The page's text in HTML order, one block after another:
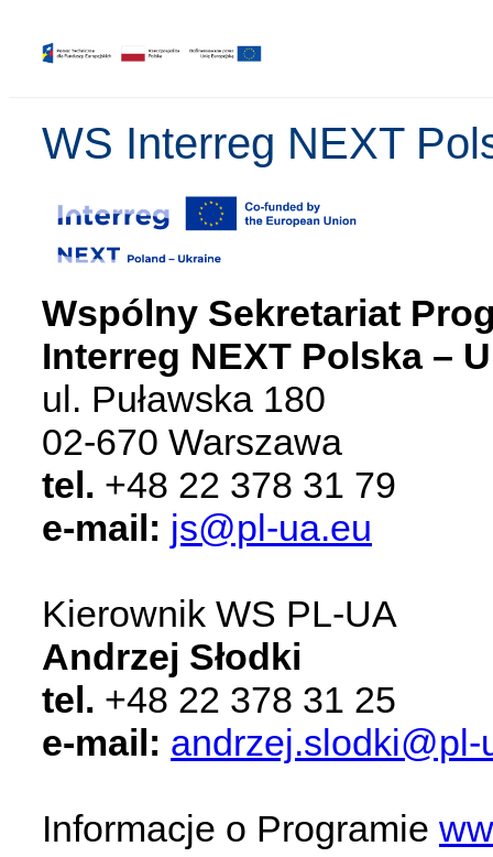
WS Interreg NEXT
Wspólny Sekretariat
Interreg NEXT Polska –
ul. Puławska 180
02-670 Warszawa
tel. +48 22 378 31 79
e-mail: js@pl-ua.eu
Kierownik WS PL-UA
Andrzej Słodki
tel. +48 22 378 31 25
e-mail: andrzej.slodki@pl-
Informacje o Programie